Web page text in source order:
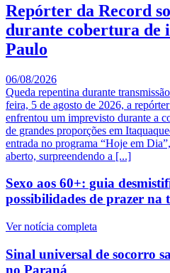
Repórter da Record
durante cobertura de
Paulo
06/08/2026
Queda repentina durante
feira, 5 de agosto de 2026, a
enfrentou um imprevisto durante a
de grandes proporções em
entrada no programa “Hoje em
aberto, surpreendendo a [...]
Sexo aos 60+: guia
possibilidades de prazer na
Ver notícia completa
Sinal universal de socorro
no Paraná